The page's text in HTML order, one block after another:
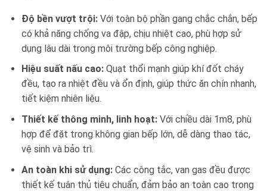
Độ bền vượt trội:Với toàn bộ phần gang chắc chắn, bếp
có khả năng chống va đập, chịu nhiệt cao, phù hợp sử
dụng lâu dài trong môi trường bếp công nghiệp.
Hiệu suất nấu cao:Quạt thổi mạnh giúp khí đốt cháy
đều, tạo ra nhiệt đều và ổn định, giúp thức ăn chín nhanh,
tiết kiệm nhiên liệu.
Thiết kế thông minh, linh hoạt:Với chiều dài 1m8, phù
hợp để đặt trong không gian bếp lớn, dễ dàng thao tác,
vệ sinh và bảo trì.
An toàn khi sử dụng:Các công tắc, van gas đều được
thiết kế tuân thủ tiêu chuẩn, đảm bảo an toàn cao trong